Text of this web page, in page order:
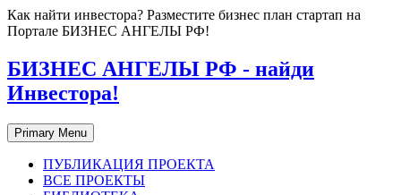
Skip
to
Как найти инвестора? Разместите бизнес план стартап на
Портале БИЗНЕС АНГЕЛЫ РФ!
БИЗНЕС АНГЕЛЫ РФ - найди
Инвестора!
Primary Menu
ПУБЛИКАЦИЯ ПРОЕКТА
ВСЕ ПРОЕКТЫ